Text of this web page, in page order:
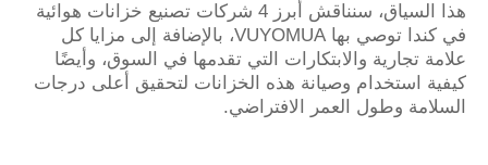
هذا السياق، سنناقش أبرز 4 شركات تصنيع خزانات هوائية
في كندا توصي بها VUYOMUA، بالإضافة إلى مزايا كل
علامة تجارية والابتكارات التي تقدمها في السوق، وأيضًا
كيفية استخدام وصيانة هذه الخزانات لتحقيق أعلى درجات
السلامة وطول العمر الافتراضي.